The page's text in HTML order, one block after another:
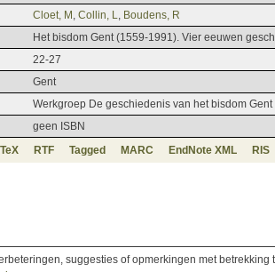
Cloet, M Collin, L
Boudens, R
Het bisdom Gent (1559-1991). Vier eeuwen
22-27
Gent
Werkgroep De geschiedenis van het bisdom Gent
geen ISBN
RTF Tagged MARC EndNote XML RIS
suggesties of opmerkingen met